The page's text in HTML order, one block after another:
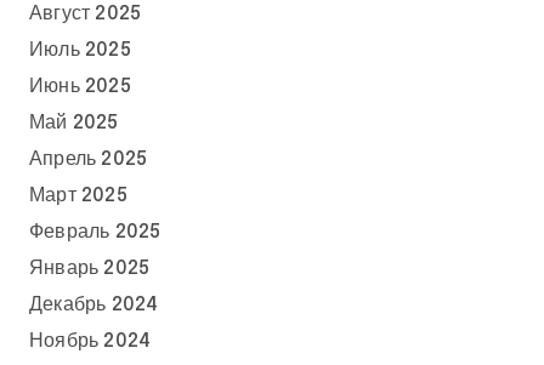
Август 2025
Июль 2025
Июнь 2025
Май 2025
Апрель 2025
Март 2025
Февраль 2025
Январь 2025
Декабрь 2024
Ноябрь 2024